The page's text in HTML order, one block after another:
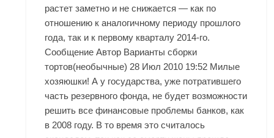
растет заметно и не снижается — как по
отношению к аналогичному периоду прошлого
года, так и к первому кварталу 2014-го.
Сообщение Автор Варианты сборки
тортов(необычные) 28 Июл 2010 19:52 Милые
хозяюшки! А у государства, уже потратившего
часть резервного фонда, не будет возможности
решить все финансовые проблемы банков, как
в 2008 году. В то время это считалось